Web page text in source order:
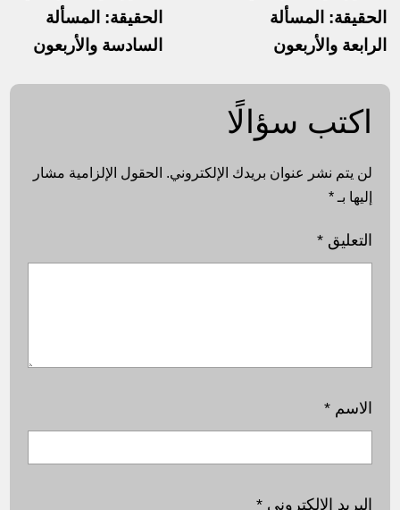
الحقيقة: المسألة
الرابعة والأربعون
الحقيقة: المسألة
السادسة والأربعون
اكتب سؤالًا
لن يتم نشر عنوان بريدك الإلكتروني. الحقول الإلزامية مشار
إليها بـ*
التعليق*
الاسم*
البريد الإلكتروني*